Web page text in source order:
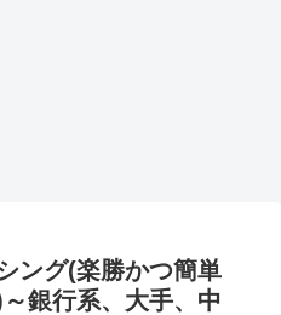
ング(楽勝かつ簡単
銀行系、大手、中